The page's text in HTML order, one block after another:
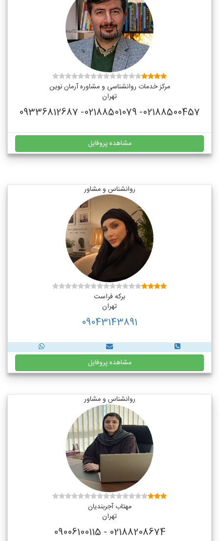
مرکز خدمات روانشناسی و مشاوره آرمان نوین
تهران
02188500457- 02188501079- 09336812687
مشاهده پروفایل
روانشناس و مشاور
برکه فراست
تهران
09043143891
مشاهده پروفایل
روانشناس و مشاور
مهتاب آجربندیان
تهران
02188208674 - 09006100115